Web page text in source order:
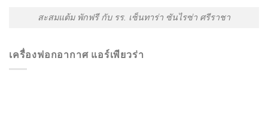
สะสมแต้ม พักฟรี กับ รร. เซ็นทาร่า ซันไรซ่า ศรีราชา
เครื่องฟอกอากาศ แอร์เพียวร่า